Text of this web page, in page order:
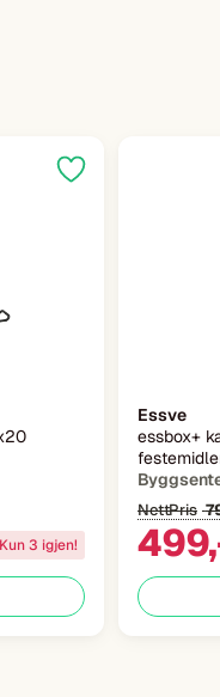
Kun 3 igjen!
Essve
essbox+
NettPris